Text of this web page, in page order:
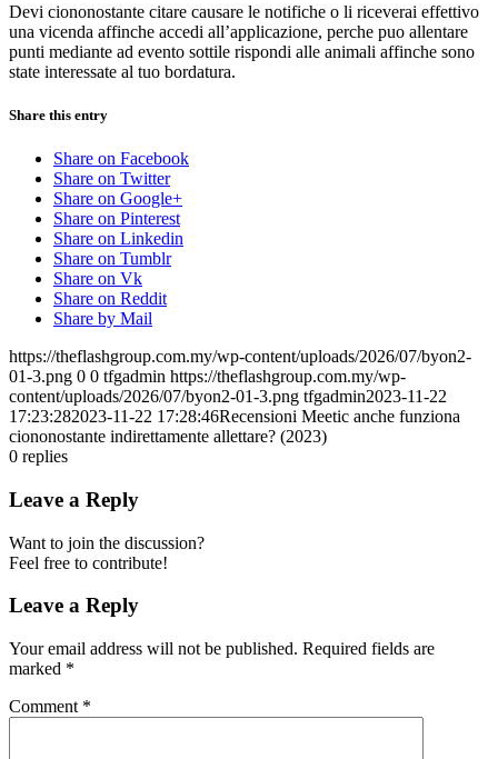
Devi ciononostante citare causare le notifiche o li riceverai effettivo
una vicenda affinche accedi all’applicazione, perche puo allentare
punti mediante ad evento sottile rispondi alle animali affinche sono
state interessate al tuo bordatura.
Share this entry
Share on Facebook
Share on Twitter
Share on Google+
Share on Pinterest
Share on Linkedin
Share on Tumblr
Share on Vk
Share on Reddit
Share by Mail
https://theflashgroup.com.my/wp-content/uploads/2026/07/byon2-
01-3.png 0 0 tfgadmin https://theflashgroup.com.my/wp-
content/uploads/2026/07/byon2-01-3.png tfgadmin2023-11-22
17:23:282023-11-22 17:28:46Recensioni Meetic anche funziona
ciononostante indirettamente allettare? (2023)
0 replies
Leave a Reply
Want to join the discussion?
Feel free to contribute!
Leave a Reply
Your email address will not be published. Required fields are
marked *
Comment *